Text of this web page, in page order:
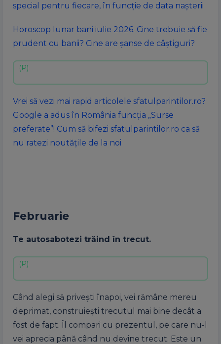
special pentru fiecare, în funcție de data nașterii
Horoscop lunar bani iulie 2026. Cine trebuie să fie
prudent cu banii? Cine are șanse de câștiguri?
Vrei să vezi mai rapid articolele sfatulparintilor.ro?
Google a adus în România funcția „Surse
preferate”! Cum să bifezi sfatulparintilor.ro ca să
nu ratezi noutățile de la noi
Februarie
Te autosabotezi trăind în trecut.
Când alegi să privești înapoi, vei rămâne mereu
deprimat, construiești trecutul mai bine decât a
fost de fapt. Îl compari cu prezentul, pe care nu-l
vei aprecia până când nu devine trecut. Este un